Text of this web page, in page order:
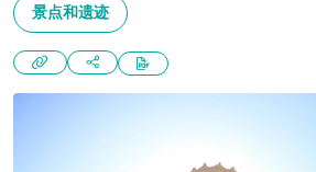
景点和遗迹